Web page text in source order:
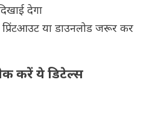
देगा
या डाउनलोड जरूर कर
करें ये डिटेल्स